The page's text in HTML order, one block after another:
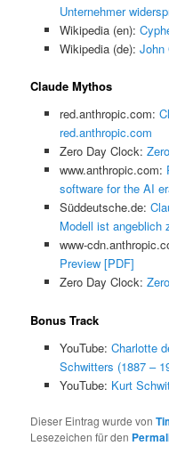
Unternehmer
Wikipedia (en):
Wikipedia (de): John
Claude Mythos
red.anthropic.com:
red.anthropic.com
Zero Day Clock:
www.anthropic.com:
software for the AI
Süddeutsche.de:
Modell ist angeblich
www-
Preview [PDF]
Zero Day Clock:
Bonus Track
YouTube: Charlotte
Schwitters (1887 –
YouTube: Kurt
Dieser Eintrag wurde von
Lesezeichen für den